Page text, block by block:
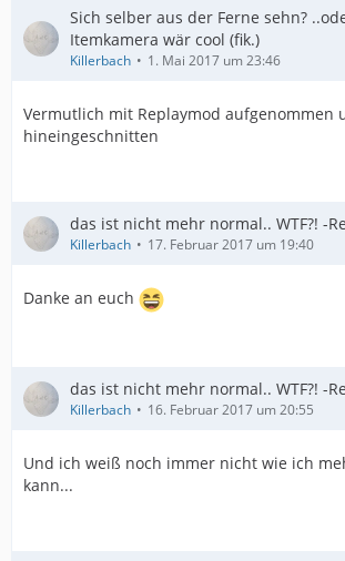
Sich selber aus der Ferne sehn?
Itemkamera wär cool (fik.)
Killerbach 1. Mai 2017 um 23:46
Vermutlich mit Replaymod aufgenommen
hineingeschnitten
das ist nicht mehr normal.. WTF?! -
Killerbach 17. Februar 2017 um 19:40
Danke an euch
das ist nicht mehr normal.. WTF?! -
Killerbach 16. Februar 2017 um 20:55
Und ich weiß noch immer nicht wie ich
kann...